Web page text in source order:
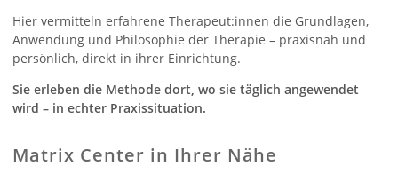
Hier vermitteln erfahrene Therapeut:innen die Grundlagen,
Anwendung und Philosophie der Therapie – praxisnah und
persönlich, direkt in ihrer Einrichtung.
Sie erleben die Methode dort, wo sie täglich angewendet
wird – in echter Praxissituation.
Matrix Center in Ihrer Nähe